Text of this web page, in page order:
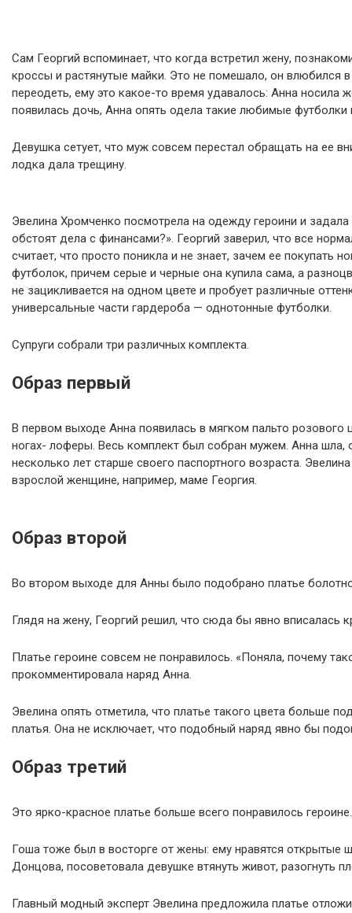
Сам Георгий вспоминает, что когда встретил жену,
кроссы и растянутые майки. Это не помешало, он влюбился
переодеть, ему это какое-то время удавалось: Анна носила
появилась дочь, Анна опять одела такие любимые футболки
Девушка сетует, что муж совсем перестал обращать на ее
лодка дала трещину.
Эвелина Хромченко посмотрела на одежду героини и
обстоят дела с финансами?». Георгий заверил, что все
считает, что просто поникла и не знает, зачем ее
футболок, причем серые и черные она купила сама, а
не зацикливается на одном цвете и пробует различные
универсальные части гардероба — однотонные футболки.
Супруги собрали три различных комплекта.
Образ первый
В первом выходе Анна появилась в мягком пальто розового
ногах- лоферы. Весь комплект был собран мужем. Анна шла,
несколько лет старше своего паспортного возраста.
взрослой женщине, например, маме Георгия.
Образ второй
Во втором выходе для Анны было подобрано платье
Глядя на жену, Георгий решил, что сюда бы явно вписалась
Платье героине совсем не понравилось. «Поняла, почему
прокомментировала наряд Анна.
Эвелина опять отметила, что платье такого цвета больше
платья. Она не исключает, что подобный наряд явно бы
Образ третий
Это ярко-красное платье больше всего понравилось героине.
Гоша тоже был в восторге от жены: ему нравятся открытые
Донцова, посоветовала девушке втянуть живот, разогнуть
Главный модный эксперт Эвелина предложила платье